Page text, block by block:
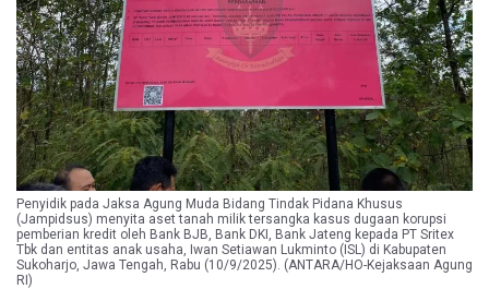
Penyidik pada Jaksa Agung Muda Bidang Tindak Pidana Khusus
(Jampidsus) menyita aset tanah milik tersangka kasus dugaan korupsi
pemberian kredit oleh Bank BJB, Bank DKI, Bank Jateng kepada PT Sritex
Tbk dan entitas anak usaha, Iwan Setiawan Lukminto (ISL) di Kabupaten
Sukoharjo, Jawa Tengah, Rabu (10/9/2025). (ANTARA/HO-Kejaksaan Agung
RI)